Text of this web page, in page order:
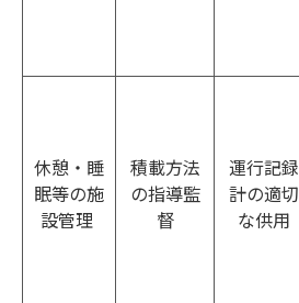
休憩・睡
眠等の施
設管理
積載方法
の指導監
督
運行記録
計の適切
な供用